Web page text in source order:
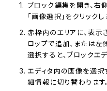
ブロック編集を開き、右
「画像選択」をクリックし
赤枠内のエリアに、表示
ロップで追加、または
選択すると、ブロックエ
エディタ内の画像を選択
細情報に切り替わります。